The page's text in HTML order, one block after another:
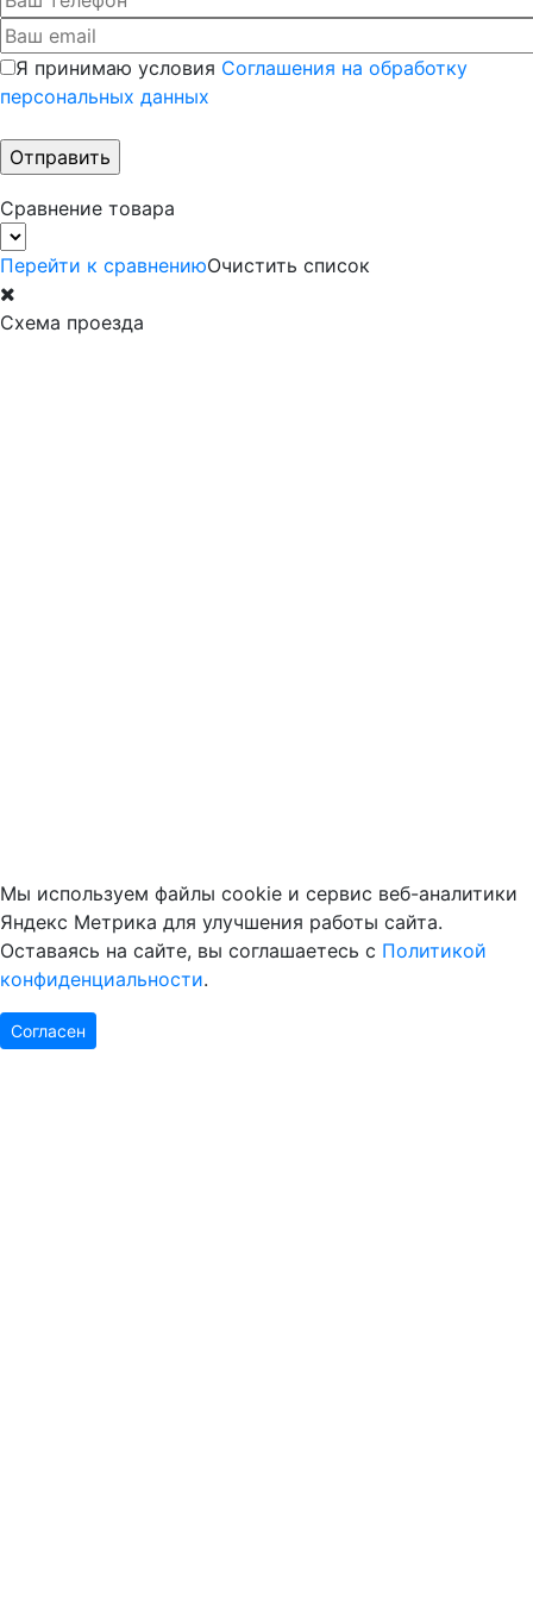
Я принимаю условия Соглашения на обработку
персональных данных
Сравнение товара
Перейти к сравнениюОчистить список
Схема проезда
Мы используем файлы cookie и сервис веб-аналитики
Яндекс Метрика для улучшения работы сайта.
Оставаясь на сайте, вы соглашаетесь с Политикой
конфиденциальности.
Согласен